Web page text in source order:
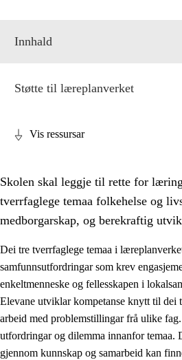
Innhald
2. Prinsipp for læring, utvikling
Sosial læring og utvikling
2.2 Kompetanse i faga
2.3 Grunnleggjande ferdigheiter
Støtte til læreplanverket
Vis ressursar
Skolen skal leggje til rette for
tverrfaglege temaa folkehelse og
medborgarskap, og berekraftig
Dei tre tverrfaglege temaa i
samfunnsutfordringar som krev
enkeltmenneske og fellesskapen i
Elevane utviklar kompetanse knytt til dei
arbeid med problemstillingar frå ulike
utfordringar og dilemma innanfor temaa.
gjennom kunnskap og samarbeid kan